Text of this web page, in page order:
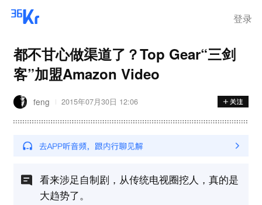
登录
都不甘心做渠道了？Top Gear“三剑
客”加盟Amazon Video
feng 2015年07月30日 12:06
看来涉足自制剧，从传统电视圈挖人，真的是
大趋势了。